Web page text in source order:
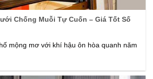
Chống Muỗi Tự Cuốn – Giá Tốt Số
mộng mơ với khí hậu ôn hòa quanh năm